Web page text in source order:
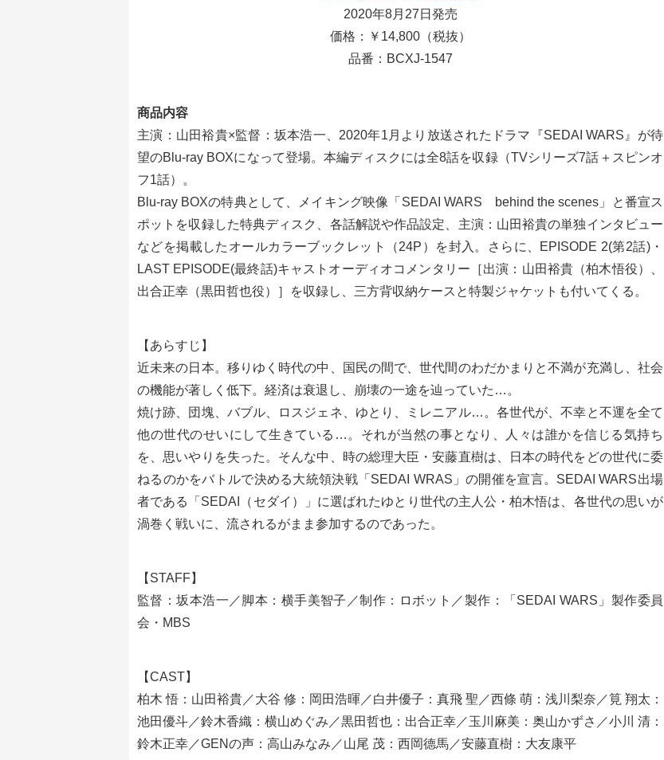
2020年8月27日発売
価格：￥14,800（税抜）
品番：BCXJ-1547
商品内容
主演：山田裕貴×監督：坂本浩一、2020年1月より放送されたドラマ『SEDAI WARS』が待
望のBlu-ray BOXになって登場。本編ディスクには全8話を収録（TVシリーズ7話＋スピンオ
フ1話）。
Blu-ray BOXの特典として、メイキング映像「SEDAI WARS behind the scenes」と番宣ス
ポットを収録した特典ディスク、各話解説や作品設定、主演：山田裕貴の単独インタビュー
などを掲載したオールカラーブックレット（24P）を封入。さらに、EPISODE 2(第2話)・
LAST EPISODE(最終話)キャストオーディオコメンタリー［出演：山田裕貴（柏木悟役）、
出合正幸（黒田哲也役）］を収録し、三方背収納ケースと特製ジャケットも付いてくる。
【あらすじ】
近未来の日本。移りゆく時代の中、国民の間で、世代間のわだかまりと不満が充満し、社会
の機能が著しく低下。経済は衰退し、崩壊の一途を辿っていた…。
焼け跡、団塊、バブル、ロスジェネ、ゆとり、ミレニアル…。各世代が、不幸と不運を全て
他の世代のせいにして生きている…。それが当然の事となり、人々は誰かを信じる気持ち
を、思いやりを失った。そんな中、時の総理大臣・安藤直樹は、日本の時代をどの世代に委
ねるのかをバトルで決める大統領決戦「SEDAI WRAS」の開催を宣言。SEDAI WARS出場
者である「SEDAI（セダイ）」に選ばれたゆとり世代の主人公・柏木悟は、各世代の思いが
渦巻く戦いに、流されるがまま参加するのであった。
【STAFF】
監督：坂本浩一／脚本：横手美智子／制作：ロボット／製作：「SEDAI WARS」製作委員
会・MBS
【CAST】
柏木 悟：山田裕貴／大谷 修：岡田浩暉／白井優子：真飛 聖／西條 萌：浅川梨奈／筧 翔太：
池田優斗／鈴木香織：横山めぐみ／黒田哲也：出合正幸／玉川麻美：奥山かずさ／小川 清：
鈴木正幸／GENの声：高山みなみ／山尾 茂：西岡德馬／安藤直樹：大友康平